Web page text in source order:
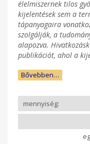
élelmiszernek tilos
kijelentések sem a
tápanyagaira
szolgálják, a
alapozva.
publikációt, ahol a
Bővebben…